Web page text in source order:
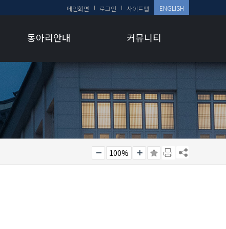
메인화면 로그인 사이트맵 ENGLISH
동아리안내 커뮤니티
100%